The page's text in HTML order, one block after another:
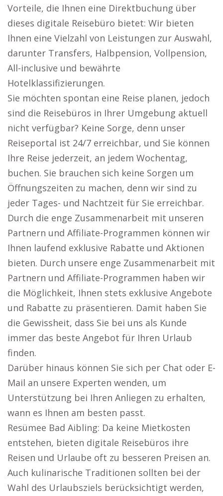
Vorteile, die Ihnen eine Direktbuchung über
dieses digitale Reisebüro bietet: Wir bieten
Ihnen eine Vielzahl von Leistungen zur Auswahl,
darunter Transfers, Halbpension, Vollpension,
All-inclusive und bewährte
Hotelklassifizierungen.
Sie möchten spontan eine Reise planen, jedoch
sind die Reisebüros in Ihrer Umgebung aktuell
nicht verfügbar? Keine Sorge, denn unser
Reiseportal ist 24/7 erreichbar, und Sie können
Ihre Reise jederzeit, an jedem Wochentag,
buchen. Sie brauchen sich keine Sorgen um
Öffnungszeiten zu machen, denn wir sind zu
jeder Tages- und Nachtzeit für Sie erreichbar.
Durch die enge Zusammenarbeit mit unseren
Partnern und Affiliate-Programmen können wir
Ihnen laufend exklusive Rabatte und Aktionen
bieten. Durch unsere enge Zusammenarbeit mit
Partnern und Affiliate-Programmen haben wir
die Möglichkeit, Ihnen stets exklusive Angebote
und Rabatte zu präsentieren. Damit haben Sie
die Gewissheit, dass Sie bei uns als Kunde
immer das beste Angebot für Ihren Urlaub
finden.
Darüber hinaus können Sie sich per Chat oder E-
Mail an unsere Experten wenden, um
Unterstützung bei Ihren Anliegen zu erhalten,
wann es Ihnen am besten passt.
Resümee Bad Aibling: Da keine Mietkosten
entstehen, bieten digitale Reisebüros ihre
Reisen und Urlaube oft zu besseren Preisen an.
Auch kulinarische Traditionen sollten bei der
Wahl des Urlaubsziels berücksichtigt werden,